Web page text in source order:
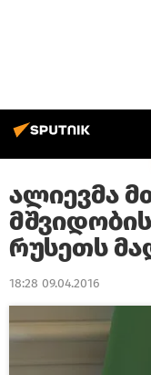
ალიევმა
რუსეთს
18:28 09.04.2016